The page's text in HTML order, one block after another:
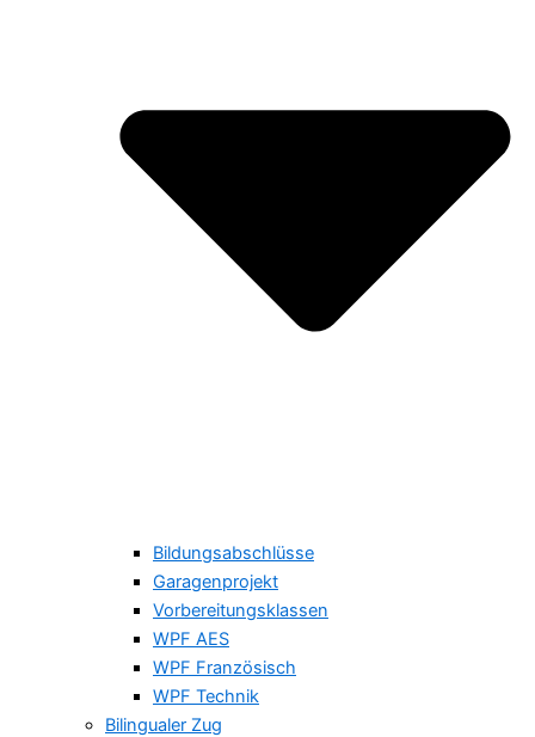
Bildungsabschlüsse
Garagenprojekt
Vorbereitungsklassen
WPF AES
WPF Französisch
WPF Technik
Bilingualer Zug